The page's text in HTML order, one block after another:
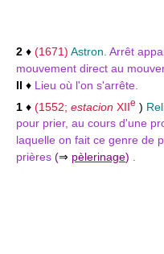
2 ♦ (1671) Astron. Arrêt
mouvement direct au
II ♦ Lieu où l'on s'arrête.
1 ♦ (1552; estacion XIIe )
pour prier, au cours d'une
laquelle on fait ce genre de
prières (⇒ pèlerinage) .